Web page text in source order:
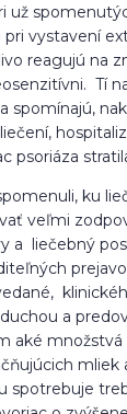
už
pri vystavení
reagujú na
Tí
spomínajú,
psoriáza
ku
veľmi
a liečebný
a
aké
mliek
spotrebuje